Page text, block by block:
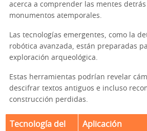
acerca a comprender las mentes detrás
monumentos atemporales.
Las tecnologías emergentes, como la
robótica avanzada, están preparadas
exploración arqueológica.
Estas herramientas podrían revelar
descifrar textos antiguos e incluso
construcción perdidas.
Tecnología del
Aplicación